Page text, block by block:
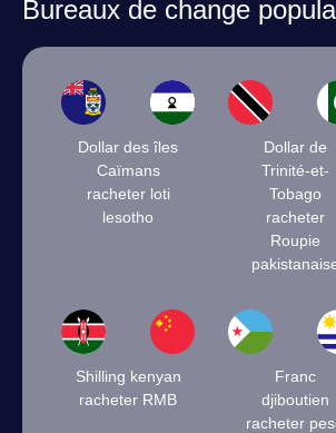
Bureaux de change
Dollar des îles
Caïmans
racheter loti
lesotho
Dollar de
Trinité-et-
Tobago
racheter
Roupie
Shilling kenyan
racheter RMB
Franc
djiboutien
racheter